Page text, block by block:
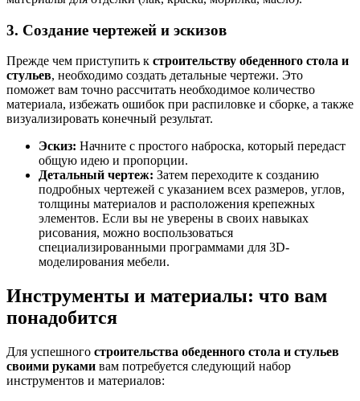
3. Создание чертежей и эскизов
Прежде чем приступить к строительству обеденного стола и
стульев, необходимо создать детальные чертежи. Это
поможет вам точно рассчитать необходимое количество
материала, избежать ошибок при распиловке и сборке, а также
визуализировать конечный результат.
Эскиз: Начните с простого наброска, который передаст
общую идею и пропорции.
Детальный чертеж: Затем переходите к созданию
подробных чертежей с указанием всех размеров, углов,
толщины материалов и расположения крепежных
элементов. Если вы не уверены в своих навыках
рисования, можно воспользоваться
специализированными программами для 3D-
моделирования мебели.
Инструменты и материалы: что вам
понадобится
Для успешного строительства обеденного стола и стульев
своими руками вам потребуется следующий набор
инструментов и материалов: